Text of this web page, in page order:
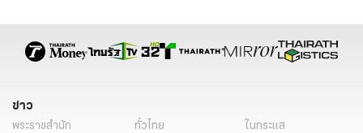
สั่งเพิกถอนประกาศกทม.
ข่าว
พระราชสำนัก ทั่วไทย
ในกระแส